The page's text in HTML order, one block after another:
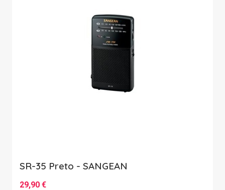
SR-35 Preto - SANGEAN
29,90 €